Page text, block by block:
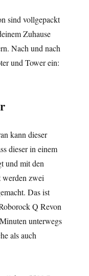
sind vollgepackt
Zuhause
Nach und nach
und Tower ein:
kann dieser
dieser in einem
und mit den
zwei
Das ist
Q Revon
unterwegs
als auch